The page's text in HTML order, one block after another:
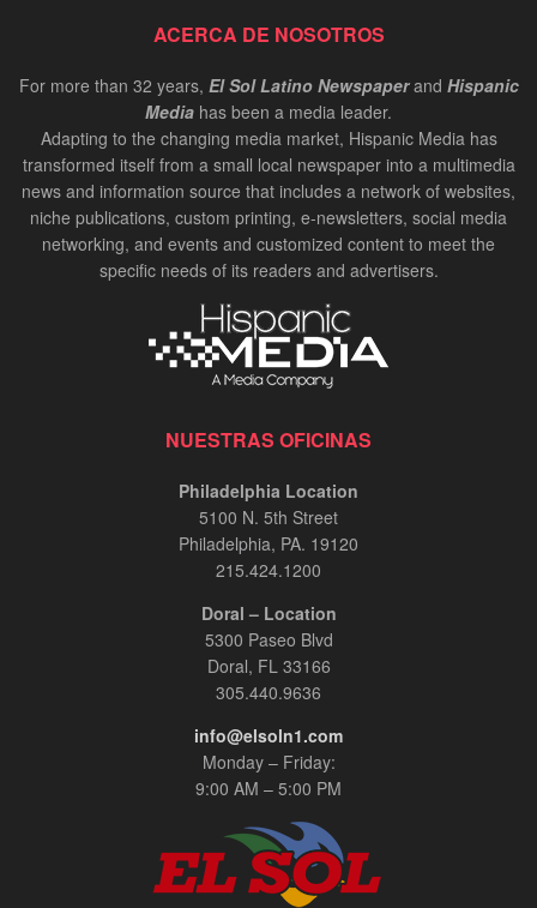
ACERCA DE NOSOTROS
For more than 32 years, El Sol Latino Newspaperand Hispanic
Media has been a media leader.
Adapting to the changing media market, Hispanic Media has
transformed itself from a small local newspaper into a multimedia
news and information source that includes a network of websites,
niche publications, custom printing, e-newsletters, social media
networking, and events and customized content to meet the
specific needs of its readers and advertisers.
NUESTRAS OFICINAS
Philadelphia Location
5100 N. 5th Street
Philadelphia, PA. 19120
215.424.1200
Doral – Location
5300 Paseo Blvd
Doral, FL 33166
305.440.9636
info@elsoln1.com
Monday – Friday:
9:00 AM – 5:00 PM